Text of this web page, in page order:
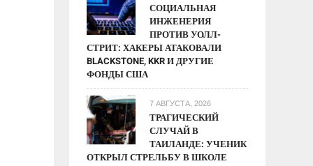
СОЦИАЛЬНАЯ
ИНЖЕНЕРИЯ
ПРОТИВ УОЛЛ-
СТРИТ: ХАКЕРЫ АТАКОВАЛИ
BLACKSTONE, KKR И ДРУГИЕ
ФОНДЫ США
7 АВГУСТА, 2026
ТРАГИЧЕСКИЙ
СЛУЧАЙ В
ТАИЛАНДЕ: УЧЕНИК
ОТКРЫЛ СТРЕЛЬБУ В ШКОЛЕ